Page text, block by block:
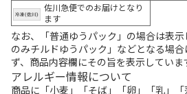
佐川急便でのお届けとなり
ます
なお、「普通ゆうパック」の場合は表
のみチルドゆうパック」などとなる場
ず、商品内容欄にその旨を表示していま
アレルギー情報について
商品に「小麦」「そば」「卵」「乳」